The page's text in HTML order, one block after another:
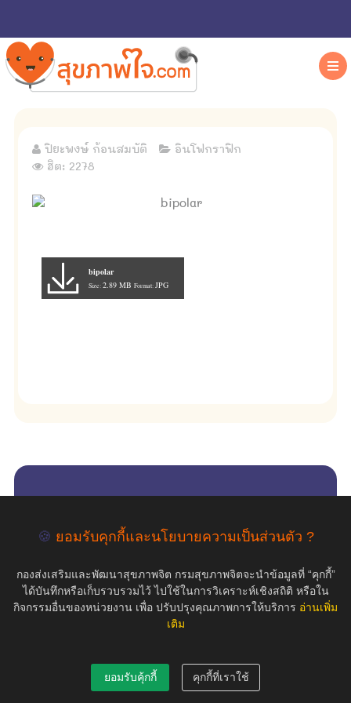
ปิยะพงษ์ ก้อนสมบัติ
อินโฟกราฟิก
ฮิต: 2278
bipolar
Size: 2.89 MB Format: JPG
COPYRIGHT ©2019 สุขภาพใจ.com สงวนลิขสิทธิ์.
🍪 ยอมรับคุกกี้และนโยบายความเป็นส่วนตัว ?
กองส่งเสริมและพัฒนาสุขภาพจิต กรมสุขภาพจิตจะนำข้อมูลที่ “คุกกี้”
ได้บันทึกหรือเก็บรวบรวมไว้ ไปใช้ในการวิเคราะห์เชิงสถิติ หรือใน
กิจกรรมอื่นของหน่วยงาน เพื่อ ปรับปรุงคุณภาพการให้บริการ อ่านเพิ่ม
เติม
ยอมรับคุ้กกี้ คุกกี้ที่เราใช้